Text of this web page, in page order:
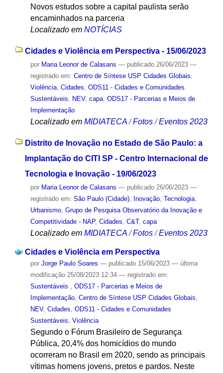
Novos estudos sobre a capital paulista serão
encaminhados na parceria
Localizado em NOTÍCIAS
Cidades e Violência em Perspectiva - 15/06/2023
por Maria Leonor de Calasans — publicado26/06/2023 —
registrado em: Centro de Síntese USP Cidades Globais,
Violência, Cidades, ODS11 - Cidades e Comunidades
Sustentáveis, NEV, capa, ODS17 - Parcerias e Meios de
Implementação
Localizado em MIDIATECA /Fotos /Eventos 2023
Distrito de Inovação no Estado de São Paulo: a
Implantação do CITI SP - Centro Internacional de
Tecnologia e Inovação - 19/06/2023
por Maria Leonor de Calasans — publicado26/06/2023 —
registrado em: São Paulo (Cidade), Inovação, Tecnologia,
Urbanismo, Grupo de Pesquisa Observatório da Inovação e
Competitividade - NAP, Cidades C&T, capa
Localizado em MIDIATECA /Fotos /Eventos 2023
Cidades e Violência em Perspectiva
por Jorge Paulo Soares — publicado15/06/2023 — última
modificação25/08/2023 12:34 — registrado em:
Sustentáveis , ODS17 - Parcerias e Meios de
Implementação, Centro de Síntese USP Cidades Globais,
NEV, Cidades, ODS11 - Cidades e Comunidades
Sustentáveis, Violência
Segundo o Fórum Brasileiro de Segurança
Pública, 20,4% dos homicídios do mundo
ocorreram no Brasil em 2020, sendo as principais
vítimas homens jovens, pretos e pardos. Neste